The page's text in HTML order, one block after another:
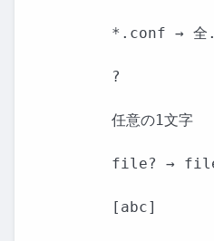
*.conf → 全
?
任意の1文字
file? →
[abc]